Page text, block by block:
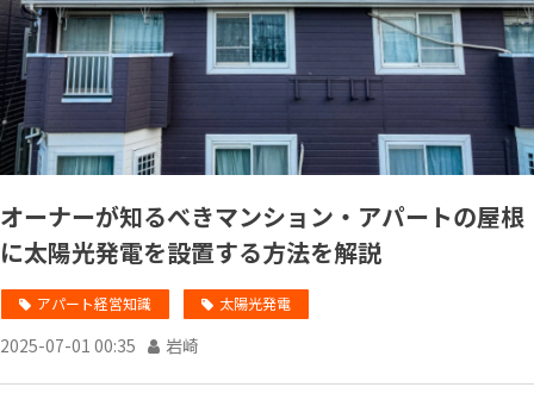
オーナーが知るべきマンション・アパートの屋根
に太陽光発電を設置する方法を解説
アパート経営知識 太陽光発電
2025-07-01 00:35 岩崎